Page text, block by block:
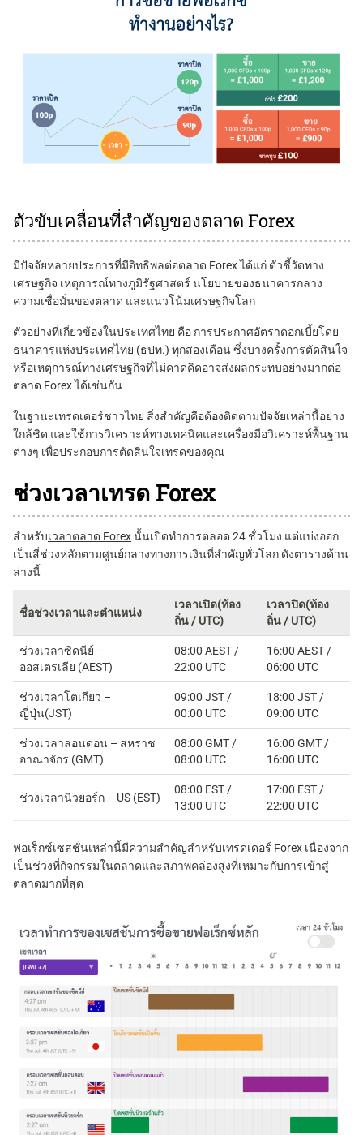
ตัวขับเคลื่อนที่สำคัญของตลาด Forex
มีปัจจัยหลายประการที่มีอิทธิพลต่อตลาด Forex ได้แก่ ตัวชี้วัดทาง
เศรษฐกิจ เหตุการณ์ทางภูมิรัฐศาสตร์ นโยบายของธนาคารกลาง
ความเชื่อมั่นของตลาด และแนวโน้มเศรษฐกิจโลก
ตัวอย่างที่เกี่ยวข้องในประเทศไทย คือ การประกาศอัตราดอกเบี้ยโดย
ธนาคารแห่งประเทศไทย (ธปท.) ทุกสองเดือน ซึ่งบางครั้งการตัดสินใจ
หรือเหตุการณ์ทางเศรษฐกิจที่ไม่คาดคิดอาจส่งผลกระทบอย่างมากต่อ
ตลาด Forex ได้เช่นกัน
ในฐานะเทรดเดอร์ชาวไทย สิ่งสำคัญคือต้องติดตามปัจจัยเหล่านี้อย่าง
ใกล้ชิด และใช้การวิเคราะห์ทางเทคนิคและเครื่องมือวิเคราะห์พื้นฐาน
ต่างๆ เพื่อประกอบการตัดสินใจเทรดของคุณ
ช่วงเวลาเทรด Forex
สำหรับเวลาตลาด Forexนั้นเปิดทำการตลอด 24 ชั่วโมง แต่แบ่งออก
เป็นสี่ช่วงหลักตามศูนย์กลางทางการเงินที่สำคัญทั่วโลก ดังตารางด้าน
ล่างนี้
ชื่อช่วงเวลาและตำแหน่ง
เวลาเปิด(ท้อง
ถิ่น / UTC)
เวลาปิด(ท้อง
ถิ่น / UTC)
ช่วงเวลาซิดนีย์ –
ออสเตรเลีย (AEST)
08:00 AEST /
22:00 UTC
16:00 AEST /
06:00 UTC
ช่วงเวลาโตเกียว –
ญี่ปุ่น(JST)
09:00 JST /
00:00 UTC
18:00 JST /
09:00 UTC
ช่วงเวลาลอนดอน – สหราช
อาณาจักร (GMT)
08:00 GMT /
08:00 UTC
16:00 GMT /
16:00 UTC
ช่วงเวลานิวยอร์ก – US (EST)
08:00 EST /
13:00 UTC
17:00 EST /
22:00 UTC
ฟอเร็กซ์เซสชั่นเหล่านี้มีความสำคัญสำหรับเทรดเดอร์ Forex เนื่องจาก
เป็นช่วงที่กิจกรรมในตลาดและสภาพคล่องสูงที่เหมาะกับการเข้าสู่
ตลาดมากที่สุด